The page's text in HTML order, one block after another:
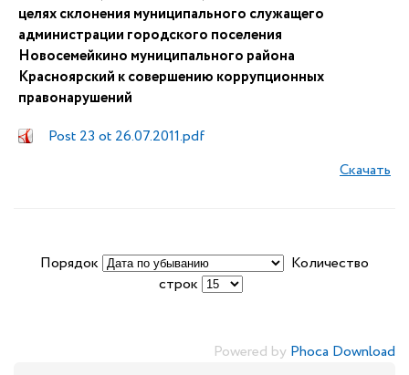
целях склонения муниципального служащего
администрации городского поселения
Новосемейкино муниципального района
Красноярский к совершению коррупционных
правонарушений
Post 23 ot 26.07.2011.pdf
Скачать
Порядок
Количество
строк
Powered by Phoca Download